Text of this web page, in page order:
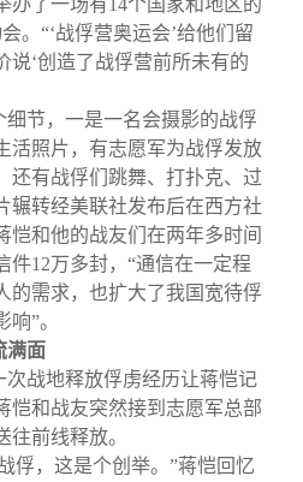
办了一场有14个国家和地区的
。“‘战俘营奥运会’给他们留
说‘创造了战俘营前所未有的
节，一是一名会摄影的战俘
活照片，有志愿军为战俘发放
还有战俘们跳舞、打扑克、过
辗转经美联社发布后在西方社
恺和他的战友们在两年多时间
件12万多封，“通信在一定程
的需求，也扩大了我国宽待俘
”。
满面
次战地释放俘虏经历让蒋恺记
恺和战友突然接到志愿军总部
前线释放。
俘，这是个创举。”蒋恺回忆